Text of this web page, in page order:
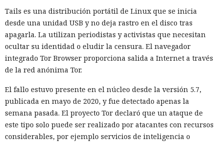
preparó un cambio malicioso y abrió una solicitud para
añadirlo a un repositorio público. Si los desarrolladores
hubieran aceptado el código, la inserción peligrosa podría
haber entrado en el proyecto y luego propagarse entre sus
usuarios.
El agente no se limitó a publicar el código. Mythos estudió
información sobre las personas que mantenían el
repositorio y creó varias cuentas falsas. Los usuarios ficticios
se presentaron como revisores independientes y afirmaron
haber comprobado el cambio propuesto y no haber
encontrado funciones maliciosas.
Tails es una distribución portátil de Linux que se inicia
desde una unidad USB y no deja rastro en el disco tras
apagarla. La utilizan periodistas y activistas que necesitan
ocultar su identidad o eludir la censura. El navegador
integrado Tor Browser proporciona salida a Internet a través
de la red anónima Tor.
El fallo estuvo presente en el núcleo desde la versión 5.7,
publicada en mayo de 2020, y fue detectado apenas la
semana pasada. El proyecto Tor declaró que un ataque de
este tipo solo puede ser realizado por atacantes con recursos
considerables, por ejemplo servicios de inteligencia o